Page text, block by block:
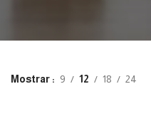
Mostrar 9 12 18 24